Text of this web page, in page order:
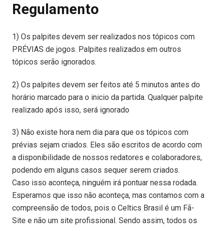
Regulamento
1) Os palpites devem ser realizados nos tópicos com
PRÉVIAS de jogos. Palpites realizados em outros
tópicos serão ignorados.
2) Os palpites devem ser feitos até 5 minutos antes do
horário marcado para o inicio da partida. Qualquer palpite
realizado após isso, será ignorado
3) Não existe hora nem dia para que os tópicos com
prévias sejam criados. Eles são escritos de acordo com
a disponibilidade de nossos redatores e colaboradores,
podendo em alguns casos sequer serem criados.
Caso isso aconteça, ninguém irá pontuar nessa rodada.
Esperamos que isso não aconteça, mas contamos com a
compreensão de todos, pois o Celtics Brasil é um Fã-
Site e não um site profissional. Sendo assim, todos os